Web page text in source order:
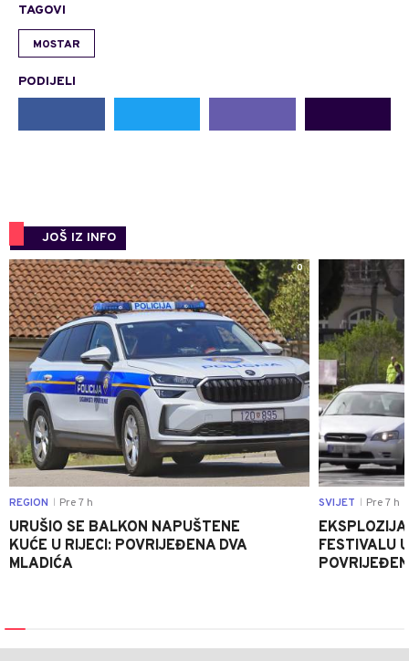
TAGOVI
MOSTAR
PODIJELI
JOŠ IZ INFO
0
REGION Pre 7 h
URUŠIO SE BALKON NAPUŠTENE
KUĆE U RIJECI: POVRIJEĐENA DVA
MLADIĆA
SVIJET Pre 7 h
FESTIVALU